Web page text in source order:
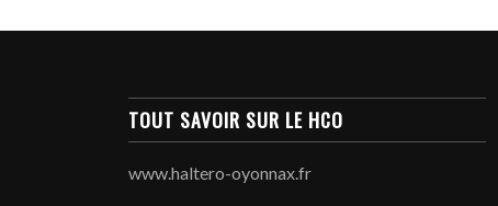
TOUT SAVOIR SUR LE HCO
www.haltero-oyonnax.fr